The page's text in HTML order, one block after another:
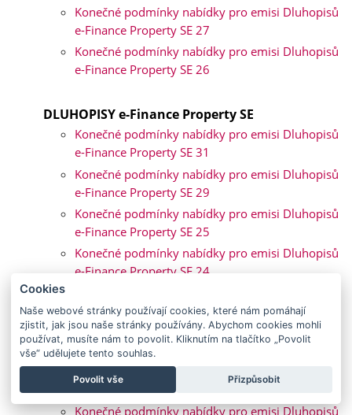
Konečné podmínky nabídky pro emisi Dluhopisů
e-Finance Property SE 27
Konečné podmínky nabídky pro emisi Dluhopisů
e-Finance Property SE 26
DLUHOPISY e-Finance Property SE
Konečné podmínky nabídky pro emisi Dluhopisů
e-Finance Property SE 31
Konečné podmínky nabídky pro emisi Dluhopisů
e-Finance Property SE 29
Konečné podmínky nabídky pro emisi Dluhopisů
e-Finance Property SE 25
Konečné podmínky nabídky pro emisi Dluhopisů
e-Finance Property SE 24
e-Finance Property SE 23
Konečné podmínky nabídky pro emisi Dluhopisů
e-Finance Property SE 22
Konečné podmínky nabídky pro emisi Dluhopisů
e-Finance Property SE 21
Konečné podmínky nabídky pro emisi Dluhopisů
Cookies
Naše webové stránky používají cookies, které nám pomáhají
zjistit, jak jsou naše stránky používány. Abychom cookies mohli
používat, musíte nám to povolit. Kliknutím na tlačítko „Povolit
vše“ udělujete tento souhlas.
Povolit vše Přizpůsobit